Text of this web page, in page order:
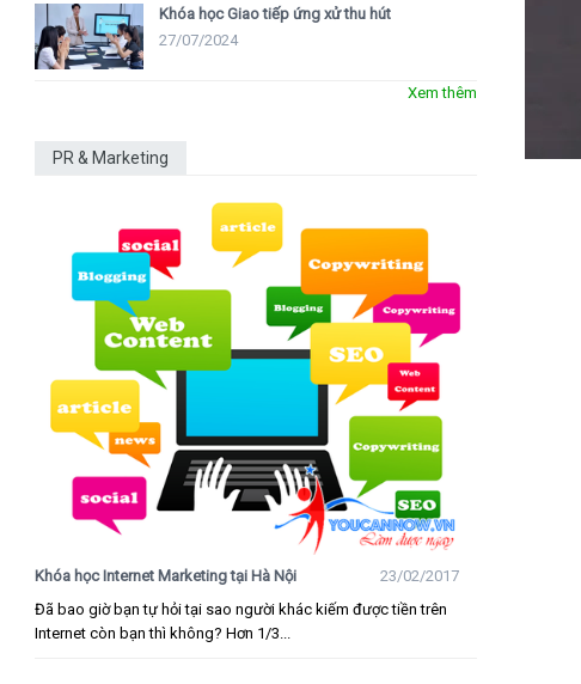
Khóa học Giao tiếp ứng xử thu hút
27/07/2024
Xem thêm
PR & Marketing
Khóa học Internet Marketing tại Hà Nội
23/02/2017
Đã bao giờ bạn tự hỏi tại sao người khác kiếm được tiền trên
Internet còn bạn thì không? Hơn 1/3...